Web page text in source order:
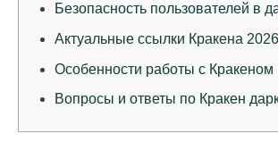
Безопасность пользователей в
Актуальные ссылки Кракена 2026
Особенности работы с Кракеном
Вопросы и ответы по Кракен